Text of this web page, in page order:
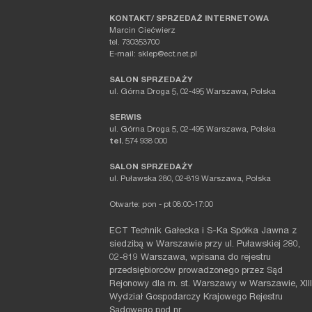
KONTAKT/ SPRZEDAŻ INTERNETOWA
Marcin Ciećwierz
tel. 730353700
E-mail: sklep@ect.net.pl
SALON SPRZEDAŻY
ul. Górna Droga 5, 02-495 Warszawa, Polska
SERWIS
ul. Górna Droga 5, 02-495 Warszawa, Polska
tel. 574 938 000
SALON SPRZEDAŻY
ul. Puławska 280, 02-819 Warszawa, Polska
Otwarte: pon - pt 08:00-17:00
ECT Technik Gałecka i S-Ka Spółka Jawna z
siedzibą w Warszawie przy ul. Puławskiej 280,
02-819 Warszawa, wpisana do rejestru
przedsiębiorców prowadzonego przez Sąd
Rejonowy dla m. st. Warszawy w Warszawie, XIII
Wydział Gospodarczy Krajowego Rejestru